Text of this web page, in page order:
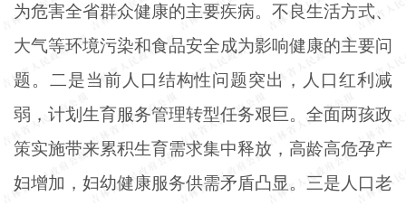
为危害全省群众健康的主要疾病。不良生活方式、
大气等环境污染和食品安全成为影响健康的主要问
题。二是当前人口结构性问题突出，人口红利减
弱，计划生育服务管理转型任务艰巨。全面两孩政
策实施带来累积生育需求集中释放，高龄高危孕产
妇增加，妇幼健康服务供需矛盾凸显。三是人口老